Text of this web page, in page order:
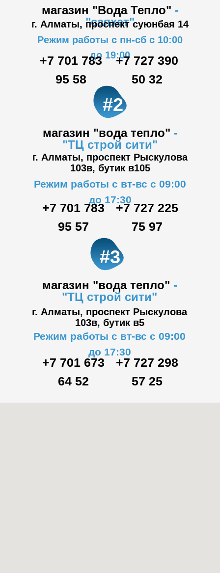
магазин "Вода Тепло" -
"саяхат"
г. Алматы, проспект суюнбая 14
магазин "вода тепло" -
"ТЦ строй сити"
г. Алматы, проспект Рыскулова
103в, бутик в105
Режим работы с пн-сб с 10:00
до 19:00
Режим работы с вт-вс с 09:00
до 17:30
магазин "вода тепло" -
"ТЦ строй сити"
#3
г. Алматы, проспект Рыскулова
103в, бутик в5
Режим работы с вт-вс с 09:00
до 17:30
+7 701 783
95 58
+7 701 783
95 57
+7 727 225
75 97
+7 701 673
64 52
+7 727 298
57 25
#2
+7 727 390
50 32